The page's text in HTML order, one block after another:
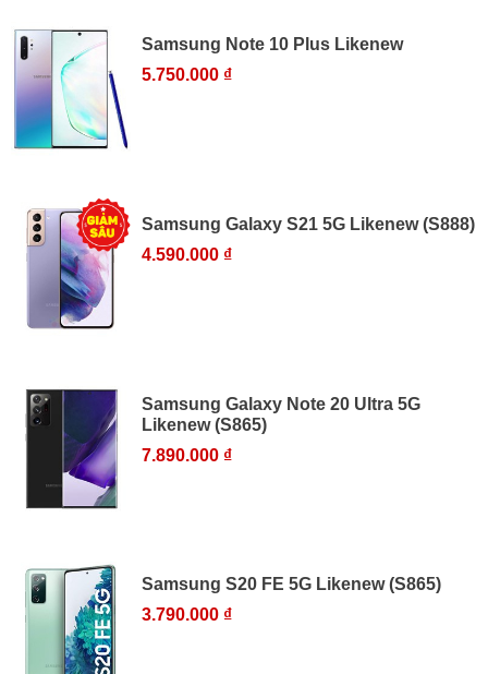
Samsung Note 10 Plus Likenew
5.750.000 ₫
Samsung Galaxy S21 5G Likenew (S888)
4.590.000 ₫
Samsung Galaxy Note 20 Ultra 5G
Likenew (S865)
7.890.000 ₫
Samsung S20 FE 5G Likenew (S865)
3.790.000 ₫